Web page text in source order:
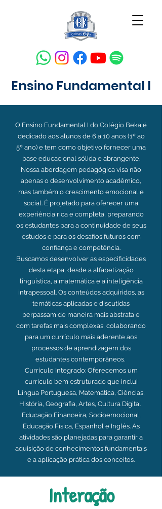
Ensino Fundamental I
O Ensino Fundamental I do Colégio Beka é
dedicado aos alunos de 6 a 10 anos (1º ao
5º ano) e tem como objetivo fornecer uma
base educacional sólida e abrangente.
Nossa abordagem pedagógica visa não
apenas o desenvolvimento acadêmico,
mas também o crescimento emocional e
social. É projetado para oferecer uma
experiência rica e completa, preparando
os estudantes para a continuidade de seus
estudos e para os desafios futuros com
confiança e competência.
Buscamos desenvolver as especificidades
desta etapa, desde a alfabetização
linguística, a matemática e a inteligência
intrapessoal. Os conteúdos adquiridos, as
temáticas aplicadas e discutidas
perpassam de maneira mais abstrata e
com tarefas mais complexas, colaborando
para um currículo mais aderente aos
processos de aprendizagem dos
estudantes contemporâneos.
Currículo Integrado: Oferecemos um
currículo bem estruturado que inclui
Língua Portuguesa, Matemática, Ciências,
História, Geografia, Artes, Cultura Digital,
Educação Financeira, Socioemocional,
Educação Física, Espanhol e Inglês. As
atividades são planejadas para garantir a
aquisição de conhecimentos fundamentais
e a aplicação prática dos conceitos.
Interação